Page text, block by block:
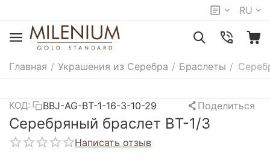
RU
Главная / Украшения из Серебра / Браслеты /
КОД: BBJ-AG-BT-1-16-3-10-29 Поделиться
Серебряный браслет BT-1/3
Написать отзыв